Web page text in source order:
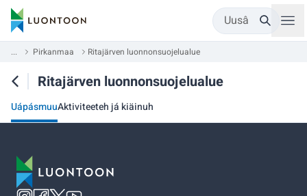
Uusâ
... Pirkanmaa Ritajärven luonnonsuojelualue
Ritajärven luonnonsuojelualue
UápásmuuAktiviteeteh já kiäinuh